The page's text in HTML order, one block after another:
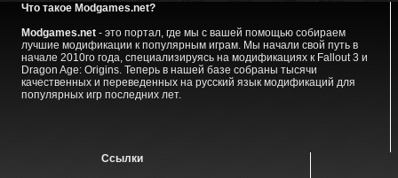
Что такое Modgames.net?
Modgames.net- это портал, где мы с вашей помощью собираем
лучшие модификации к популярным играм. Мы начали свой путь в
начале 2010го года, специализируясь на модификациях к Fallout 3 и
Dragon Age: Origins. Теперь в нашей базе собраны тысячи
качественных и переведенных на русский язык модификаций для
популярных игр последних лет.
Ссылки